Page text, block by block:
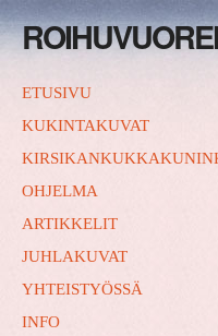
ETUSIVU
KUKINTAKUVAT
OHJELMA
ARTIKKELIT
JUHLAKUVAT
YHTEISTYÖSSÄ
INFO